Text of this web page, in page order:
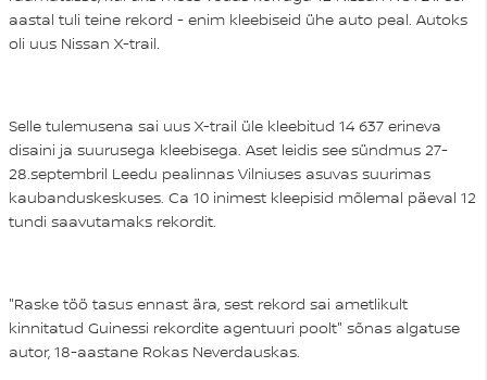
aastal tuli teine rekord - enim kleebiseid ühe auto peal. Autoks
oli uus Nissan X-trail.
Selle tulemusena sai uus X-trail üle kleebitud 14 637 erineva
disaini ja suurusega kleebisega. Aset leidis see sündmus 27-
28.septembril Leedu pealinnas Vilniuses asuvas suurimas
kaubanduskeskuses. Ca 10 inimest kleepisid mõlemal päeval 12
tundi saavutamaks rekordit.
"Raske töö tasus ennast ära, sest rekord sai ametlikult
kinnitatud Guinessi rekordite agentuuri poolt" sõnas algatuse
autor, 18-aastane Rokas Neverdauskas.